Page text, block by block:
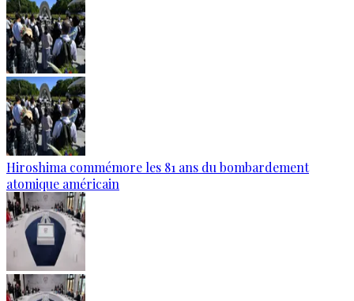
Hiroshima commémore les 81 ans du bombardement
atomique américain